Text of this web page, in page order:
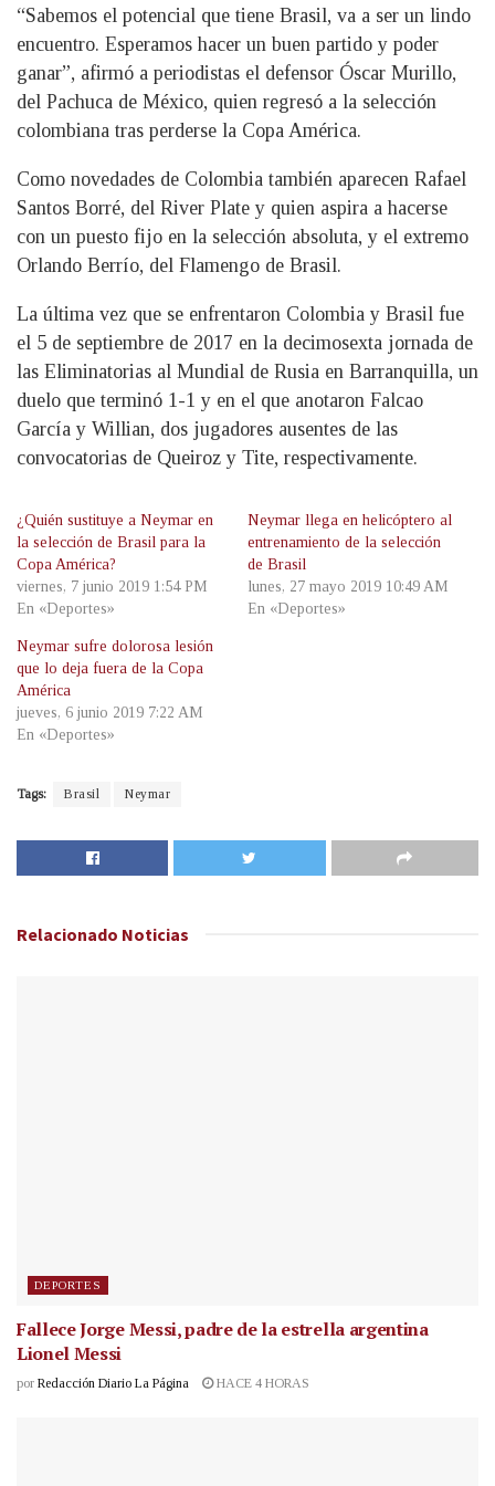
“Sabemos el potencial que tiene Brasil, va a ser un lindo
encuentro. Esperamos hacer un buen partido y poder
ganar”, afirmó a periodistas el defensor Óscar Murillo,
del Pachuca de México, quien regresó a la selección
colombiana tras perderse la Copa América.
Como novedades de Colombia también aparecen Rafael
Santos Borré, del River Plate y quien aspira a hacerse
con un puesto fijo en la selección absoluta, y el extremo
Orlando Berrío, del Flamengo de Brasil.
La última vez que se enfrentaron Colombia y Brasil fue
el 5 de septiembre de 2017 en la decimosexta jornada de
las Eliminatorias al Mundial de Rusia en Barranquilla, un
duelo que terminó 1-1 y en el que anotaron Falcao
García y Willian, dos jugadores ausentes de las
convocatorias de Queiroz y Tite, respectivamente.
¿Quién sustituye a Neymar en
la selección de Brasil para la
Copa América?
viernes, 7 junio 2019 1:54 PM
En «Deportes»
Neymar llega en helicóptero al
entrenamiento de la selección
de Brasil
lunes, 27 mayo 2019 10:49 AM
En «Deportes»
Neymar sufre dolorosa lesión
que lo deja fuera de la Copa
América
jueves, 6 junio 2019 7:22 AM
En «Deportes»
Tags: Brasil Neymar
Relacionado Noticias
DEPORTES
Fallece Jorge Messi, padre de la estrella argentina
Lionel Messi
por Redacción Diario La Página HACE 4 HORAS